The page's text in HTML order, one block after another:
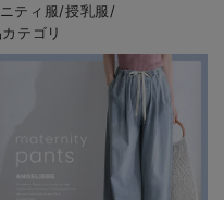
ティ服/授乳服/
テゴリ